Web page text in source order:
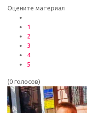
Оцените материал
1
2
3
4
5
(0 голосов)